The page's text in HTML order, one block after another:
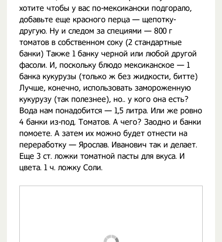
хотите чтобы у вас по-мексикански подгорало,
добавьте еще красного перца — щепотку-
другую. Ну и следом за специями — 800 г
томатов в собственном соку (2 стандартные
банки) Также 1 банку черной или любой другой
фасоли. И, поскольку блюдо мексиканское — 1
банка кукурузы (только ж без жидкости, битте)
Лучше, конечно, использовать замороженную
кукурузу (так полезнее), но.. у кого она есть?
Вода нам понадобится — 1,5 литра. Или же ровно
4 банки из-под. Томатов. А чего? Заодно и банки
помоете. А затем их можно будет отнести на
переработку — Ярослав. Иванович так и делает.
Еще 3 ст. ложки томатной пасты для вкуса. И
цвета. 1 ч. ложку Соли.